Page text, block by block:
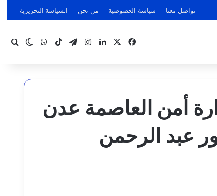
تواصل معنا سياسة الخصوصية من نحن السياسة التحريرية
فيسبوك لينكدإنانستقرام
تيلقرام ‫TikTokواتسابالوضع
أمن العاصمة عدن
عبد الرحمن